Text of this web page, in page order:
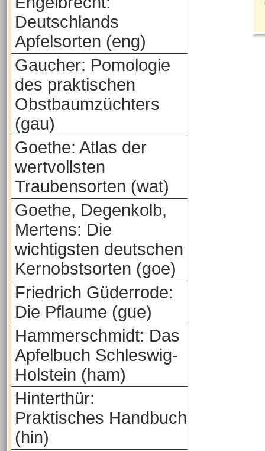
Deutschlands
Apfelsorten (eng)
Gaucher: Pomologie
des praktischen
Obstbaumzüchters
(gau)
Goethe: Atlas der
wertvollsten
Traubensorten (wat)
Goethe, Degenkolb,
Mertens: Die
wichtigsten deutschen
Kernobstsorten (goe)
Friedrich Güderrode:
Die Pflaume (gue)
Hammerschmidt: Das
Apfelbuch Schleswig-
Holstein (ham)
Hinterthür:
Praktisches Handbuch
(hin)